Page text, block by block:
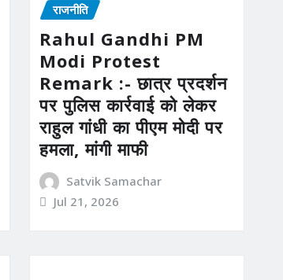
राजनीति
Rahul Gandhi PM
Modi Protest
Remark :- छात्र प्रदर्शन
पर पुलिस कार्रवाई को लेकर
राहुल गांधी का पीएम मोदी पर
हमला, मांगी माफी
Satvik Samachar
Jul 21, 2026